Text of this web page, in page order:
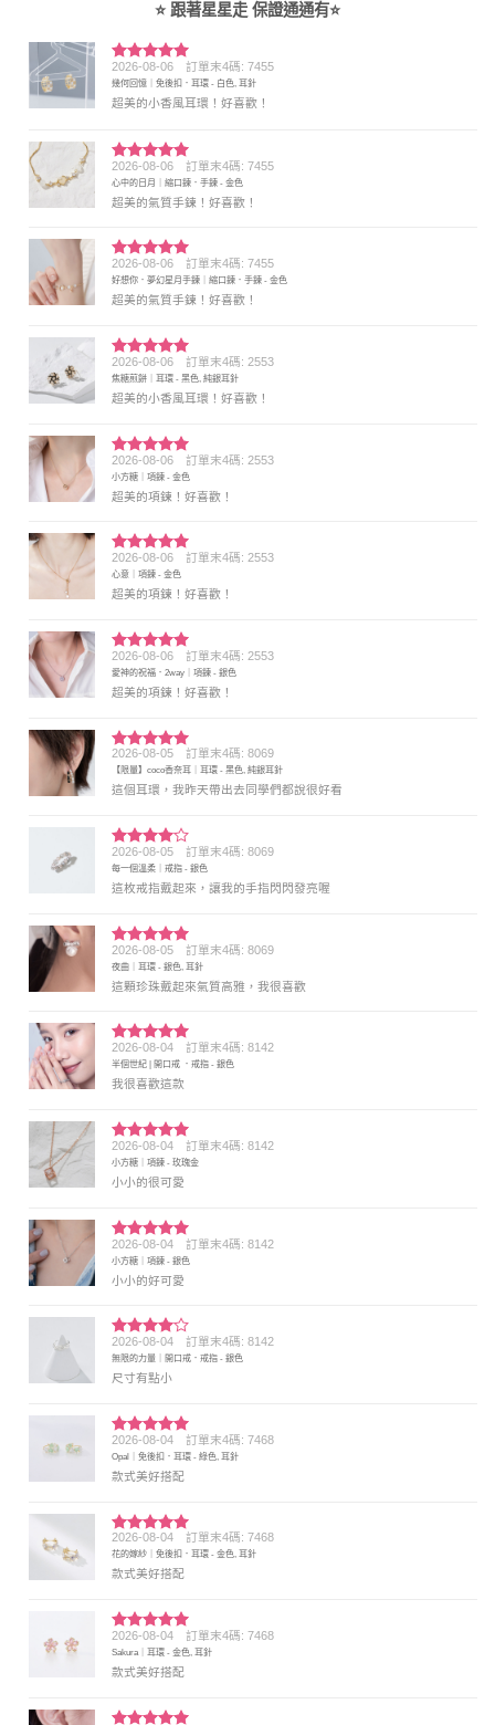
⭐ 跟著星星走 保證通通有⭐
評分5 滿
分 5
2026-08-06 訂單末4碼: 7455
幾何回憶｜免後扣．耳環 - 白色, 耳針
超美的小香風耳環！好喜歡！
評分5滿
分 5
2026-08-06 訂單末4碼: 7455
心中的日月｜縮口鍊．手鍊 - 金色
超美的氣質手鍊！好喜歡！
評分5 滿
分 5
2026-08-06 訂單末4碼: 7455
好想你．夢幻星月手鍊｜縮口鍊．手鍊 - 金色
超美的氣質手鍊！好喜歡！
評分5 滿
分 5
2026-08-06 訂單末4碼: 2553
焦糖煎餅｜耳環 - 黑色, 純銀耳針
超美的小香風耳環！好喜歡！
評分5滿
分 5
2026-08-06 訂單末4碼: 2553
小方糖｜項鍊 - 金色
超美的項鍊！好喜歡！
評分5 滿
分 5
2026-08-06 訂單末4碼: 2553
心意｜項鍊 - 金色
超美的項鍊！好喜歡！
評分5 滿
分 5
2026-08-06 訂單末4碼: 2553
愛神的祝福．2way｜項鍊 - 銀色
超美的項鍊！好喜歡！
評分5 滿
分 5
2026-08-05 訂單末4碼: 8069
【限量】coco香奈耳｜耳環 - 黑色, 純銀耳針
這個耳環，我昨天帶出去同學們都說很好看
評分4
滿分 5
2026-08-05 訂單末4碼: 8069
每一個溫柔｜戒指 - 銀色
這枚戒指戴起來，讓我的手指閃閃發亮喔
評分5滿
分 5
2026-08-05 訂單末4碼: 8069
夜曲｜耳環 - 銀色, 耳針
這顆珍珠戴起來氣質高雅，我很喜歡
評分5 滿
分 5
2026-08-04 訂單末4碼: 8142
半個世紀 | 開口戒 ．戒指 - 銀色
我很喜歡這款
評分5 滿
分 5
2026-08-04 訂單末4碼: 8142
小方糖｜項鍊 - 玫瑰金
小小的很可愛
評分5滿
分 5
2026-08-04 訂單末4碼: 8142
小方糖｜項鍊 - 銀色
小小的好可愛
評分4
滿分 5
2026-08-04 訂單末4碼: 8142
無限的力量｜開口戒．戒指 - 銀色
尺寸有點小
評分5 滿
分 5
2026-08-04 訂單末4碼: 7468
Opal｜免後扣．耳環 - 綠色, 耳針
款式美好搭配
評分5 滿
分 5
2026-08-04 訂單末4碼: 7468
花的嫁紗｜免後扣．耳環 - 金色, 耳針
款式美好搭配
評分5 滿
分 5
2026-08-04 訂單末4碼: 7468
Sakura｜耳環 - 金色, 耳針
款式美好搭配